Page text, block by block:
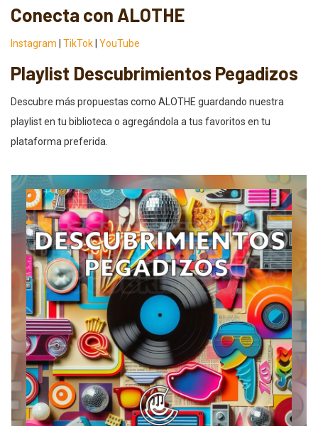
Conecta con ALOTHE
Instagram TikTok YouTube
Playlist Descubrimientos Pegadizos
Descubre más propuestas como ALOTHE guardando nuestra
playlist en tu biblioteca o agregándola a tus favoritos en tu
plataforma preferida.